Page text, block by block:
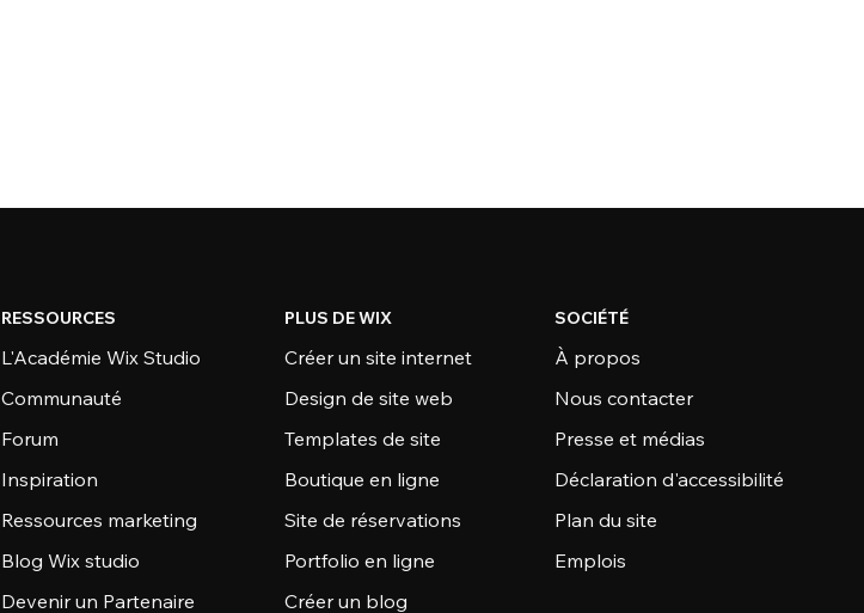
RESSOURCES
L'Académie Wix Studio
Communauté
Forum
Inspiration
Ressources marketing
Blog Wix studio
Devenir un Partenaire
PLUS DE WIX
Créer un site internet
Design de site web
Templates de site
Boutique en ligne
Site de réservations
Portfolio en ligne
Créer un blog
SOCIÉTÉ
À propos
Nous contacter
Presse et médias
Déclaration d'accessibilité
Plan du site
Emplois